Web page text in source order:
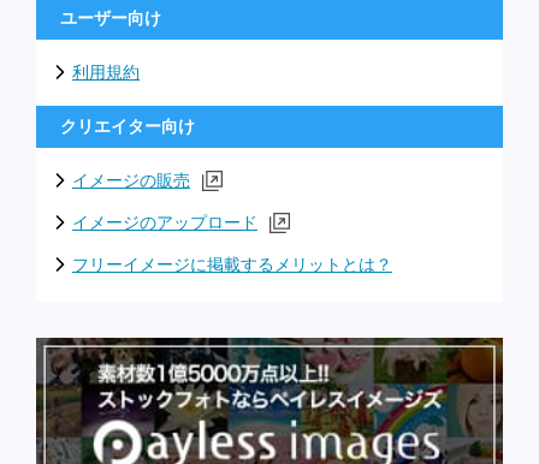
ユーザー向け
利用規約
クリエイター向け
イメージの販売
イメージのアップロード
フリーイメージに掲載するメリットとは？